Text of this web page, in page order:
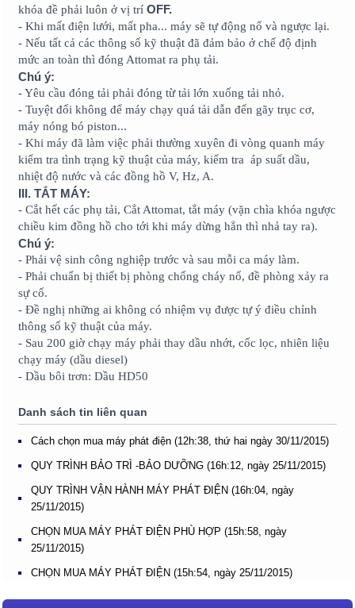
khóa đề phải luôn ở vị trí OFF.
- Khi mất điện lưới, mất pha... máy sẽ tự động nổ và ngược lại.
- Nếu tất cả các thông số kỹ thuật đã đảm bảo ở chế độ định
mức an toàn thì đóng Attomat ra phụ tải.
Chú ý:
- Yêu cầu đóng tải phải đóng từ tải lớn xuống tải nhỏ.
- Tuyệt đối không để máy chạy quá tải dẫn đến gãy trục cơ,
máy nóng bó piston...
- Khi máy đã làm việc phải thường xuyên đi vòng quanh máy
kiểm tra tình trạng kỹ thuật của máy, kiểm tra áp suất dầu,
nhiệt độ nước và các đồng hồ V, Hz, A.
III. TẮT MÁY:
- Cắt hết các phụ tải, Cắt Attomat, tắt máy (vặn chìa khóa ngược
chiều kim đồng hồ cho tới khi máy dừng hẳn thì nhả tay ra).
Chú ý:
- Phải vệ sinh công nghiệp trước và sau mỗi ca máy làm.
- Phải chuẩn bị thiết bị phòng chống cháy nổ, đề phòng xảy ra
sự cố.
- Đề nghị những ai không có nhiệm vụ được tự ý điều chỉnh
thông số kỹ thuật của máy.
- Sau 200 giờ chạy máy phải thay dầu nhớt, cốc lọc, nhiên liệu
chạy máy (dầu diesel)
- Dầu bôi trơn: Dầu HD50
Danh sách tin liên quan
Cách chọn mua máy phát điện (12h:38, thứ hai ngày 30/11/2015)
QUY TRÌNH BẢO TRÌ -BẢO DƯỠNG (16h:12, ngày 25/11/2015)
QUY TRÌNH VẬN HÀNH MÁY PHÁT ĐIỆN (16h:04, ngày
25/11/2015)
CHỌN MUA MÁY PHÁT ĐIỆN PHÙ HỢP (15h:58, ngày
25/11/2015)
CHỌN MUA MÁY PHÁT ĐIỆN (15h:54, ngày 25/11/2015)